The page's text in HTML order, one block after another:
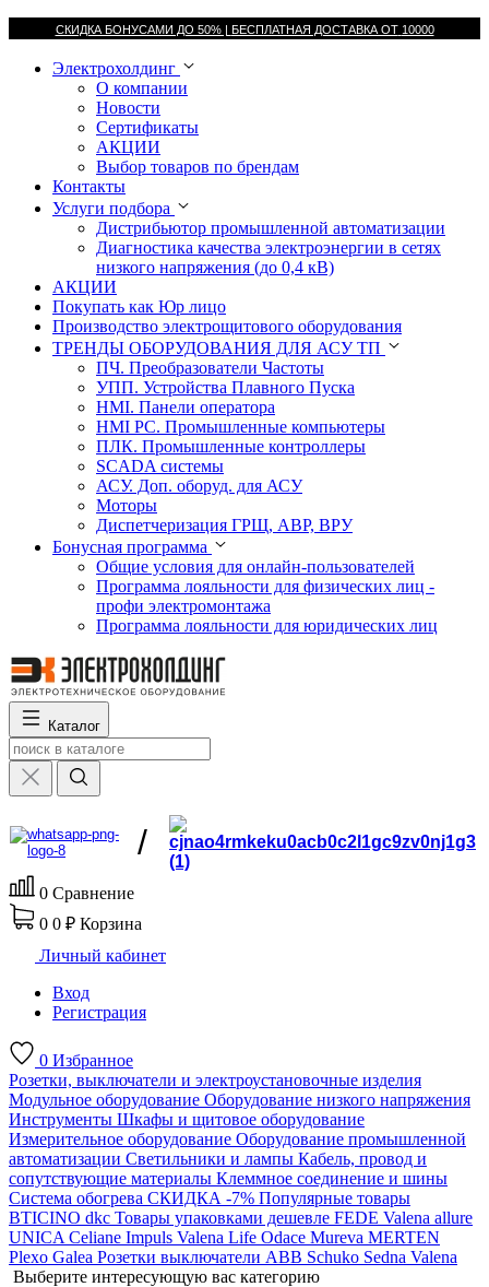
СКИДКА БОНУСАМИ ДО 50% | БЕСПЛАТНАЯ ДОСТАВКА ОТ 10000
Электрохолдинг
О компании
Новости
Сертификаты
АКЦИИ
Выбор товаров по брендам
Контакты
Услуги подбора
Дистрибьютор промышленной автоматизации
Диагностика качества электроэнергии в сетях
низкого напряжения (до 0,4 кВ)
АКЦИИ
Покупать как Юр лицо
Производство электрощитового оборудования
ТРЕНДЫ ОБОРУДОВАНИЯ ДЛЯ АСУ ТП
ПЧ. Преобразователи Частоты
УПП. Устройства Плавного Пуска
HMI. Панели оператора
HMI РС. Промышленные компьютеры
ПЛК. Промышленные контроллеры
SCADA системы
АСУ. Доп. оборуд. для АСУ
Моторы
Диспетчеризация ГРЩ, АВР, ВРУ
Бонусная программа
Общие условия для онлайн-пользователей
Программа лояльности для физических лиц -
профи электромонтажа
Программа лояльности для юридических лиц
Каталог
/
0 Сравнение
0 0 ₽ Корзина
Личный кабинет
Вход
Регистрация
0 Избранное
Розетки, выключатели и электроустановочные изделия
Модульное оборудование Оборудование низкого напряжения
Инструменты Шкафы и щитовое оборудование
Измерительное оборудование Оборудование промышленной
автоматизации Светильники и лампы Кабель, провод и
сопутствующие материалы Клеммное соединение и шины
Система обогрева СКИДКА -7% Популярные товары
BTICINO dkc Товары упаковками дешевле FEDE Valena allure
UNICA Celiane Impuls Valena Life Odace Mureva MERTEN
Plexo Galea Розетки выключатели ABB Schuko Sedna Valena
Выберите интересующую вас категорию